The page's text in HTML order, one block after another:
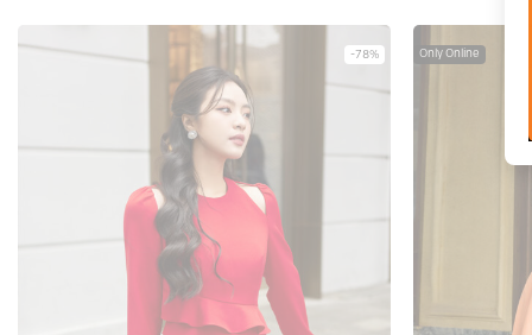
-78% Only Online